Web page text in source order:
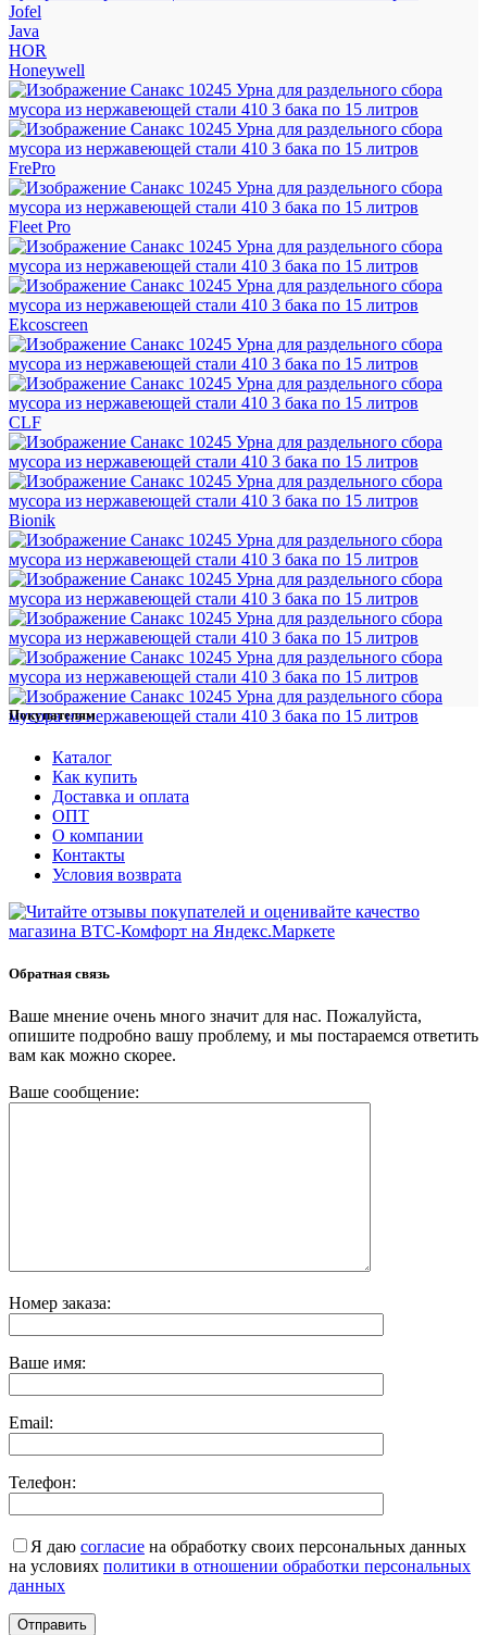
Jofel
Java
HOR
Honeywell
FrePro
Fleet Pro
Ekcoscreen
CLF
Bionik
Покупателям
Каталог
Как купить
Доставка и оплата
ОПТ
О компании
Контакты
Условия возврата
Обратная связь
Ваше мнение очень много значит для нас. Пожалуйста,
опишите подробно вашу проблему, и мы постараемся ответить
вам как можно скорее.
Ваше сообщение:
Номер заказа:
Ваше имя:
Email:
Телефон:
Я даю согласие на обработку своих персональных данных
на условиях политики в отношении обработки персональных
данных